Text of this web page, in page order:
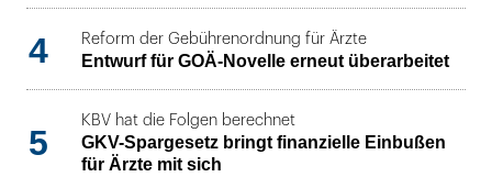
4 Reform der Gebührenordnung für Ärzte
Entwurf für GOÄ-Novelle erneut überarbeitet
5
KBV hat die Folgen berechnet
GKV-Spargesetz bringt finanzielle Einbußen
für Ärzte mit sich